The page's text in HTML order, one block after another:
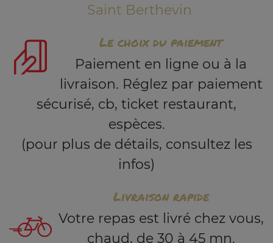
Saint Berthevin
Le choix du paiement
Paiement en ligne ou à la
livraison. Réglez par paiement
sécurisé, cb, ticket restaurant,
espèces.
(pour plus de détails, consultez les
infos)
Livraison rapide
Votre repas est livré chez vous,
chaud, de 30 à 45 mn.